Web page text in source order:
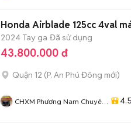
Honda Airblade 125cc 4val
2024 Tay ga Đã sử dụng
43.800.000 đ
Quận 12 (P. An Phú Đông mới)
CHXM Phương Nam Chuyên
4.5